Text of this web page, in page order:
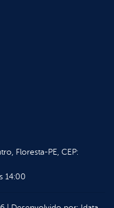
Floresta-PE, CEP:
14:00